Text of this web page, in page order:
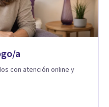
a
con atención online y